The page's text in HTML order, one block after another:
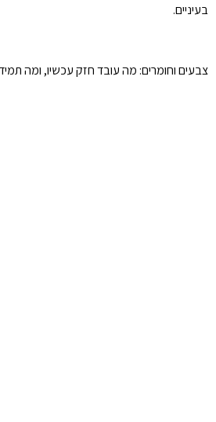
בעיניים.
צבעים וחומרים: מה עובד חזק עכשיו, ומה